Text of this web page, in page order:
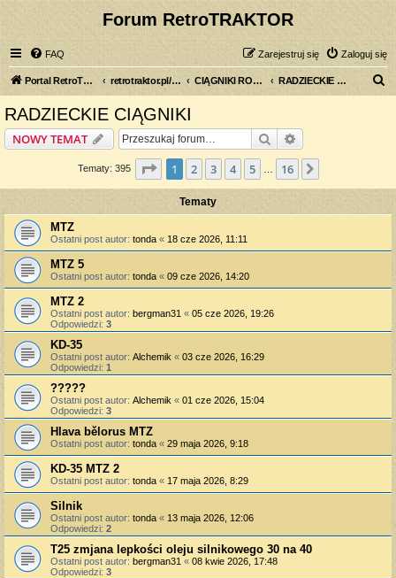
Forum RetroTRAKTOR
FAQ Zaloguj się
Zarejestruj się
Portal RetroTRAKTOR.pl retrotraktor.pl/forum CIĄGNIKI ROLNICZE RADZIECKIE CIĄGNIKI
RADZIECKIE CIĄGNIKI
NOWY TEMAT Szukaj
Tematy: 395 Strona1 z16
1 2 3 4 5 16
Tematy
MTZ
Ostatni post autor: tonda « 18 cze 2026, 11:11
MTZ 5
Ostatni post autor: tonda « 09 cze 2026, 14:20
MTZ 2
Ostatni post autor: bergman31 « 05 cze 2026, 19:26
Odpowiedzi: 3
KD-35
Ostatni post autor: Alchemik « 03 cze 2026, 16:29
Odpowiedzi: 1
?????
Ostatni post autor: Alchemik « 01 cze 2026, 15:04
Odpowiedzi: 3
Hlava bělorus MTZ
Ostatni post autor: tonda « 29 maja 2026, 9:18
KD-35 MTZ 2
Ostatni post autor: tonda « 17 maja 2026, 8:29
Silnik
Ostatni post autor: tonda « 13 maja 2026, 12:06
Odpowiedzi: 2
T25 zmjana lepkości oleju silnikowego 30 na 40
Ostatni post autor: bergman31 « 08 kwie 2026, 17:48
Odpowiedzi: 3